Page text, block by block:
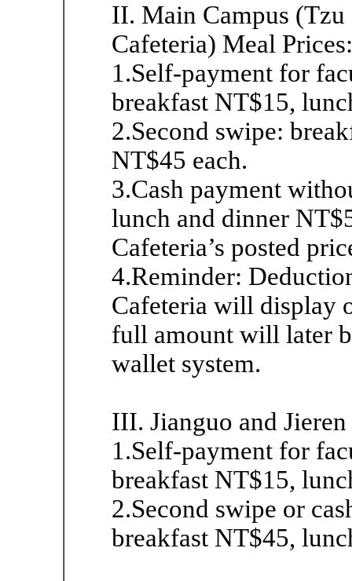
II. Main Campus
Cafeteria) Meal Prices:
1.Self-payment for
breakfast NT$15,
2.Second swipe:
NT$45 each.
3.Cash payment
lunch and dinner
Cafeteria’s posted
4.Reminder:
Cafeteria will display
full amount will later
wallet system.
III. Jianguo and
1.Self-payment for
breakfast NT$15,
2.Second swipe or
breakfast NT$45,